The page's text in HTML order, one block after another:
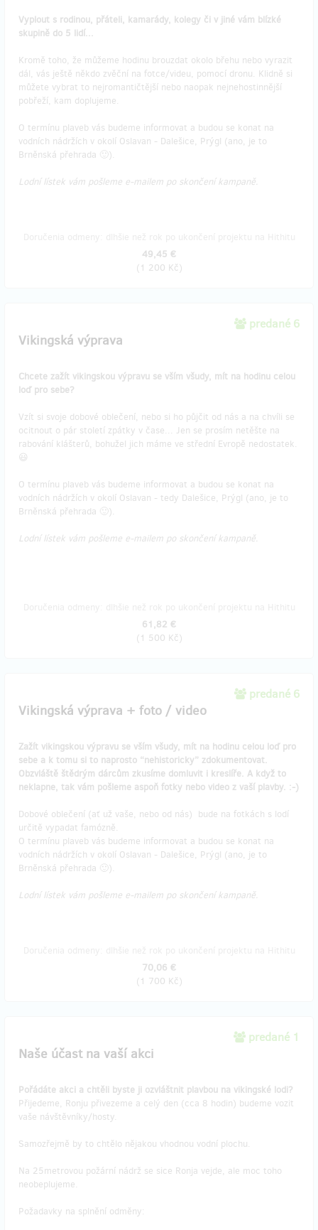
Vyplout s rodinou, přáteli, kamarády, kolegy či v jiné vám blízké
skupině do 5 lidí...
Kromě toho, že můžeme hodinu brouzdat okolo břehu nebo vyrazit
dál, vás ještě někdo zvěční na fotce/videu, pomocí dronu. Klidně si
můžete vybrat to nejromantičtější nebo naopak nejnehostinnější
pobřeží, kam doplujeme.
O termínu plaveb vás budeme informovat a budou se konat na
vodních nádržích v okolí Oslavan - Dalešice, Prýgl (ano, je to
Brněnská přehrada 🙂).
Lodní lístek vám pošleme e-mailem po skončení kampaně.
49,45 €
(1 200 Kč)
predané 6
Vikingská výprava
Chcete zažít vikingskou výpravu se vším všudy, mít na hodinu celou
loď pro sebe?
Vzít si svoje dobové oblečení, nebo si ho půjčit od nás a na chvíli se
ocitnout o pár století zpátky v čase... Jen se prosím netěšte na
rabování klášterů, bohužel jich máme ve střední Evropě nedostatek.
😃
O termínu plaveb vás budeme informovat a budou se konat na
vodních nádržích v okolí Oslavan - tedy Dalešice, Prýgl (ano, je to
Brněnská přehrada 🙂).
Lodní lístek vám pošleme e-mailem po skončení kampaně.
61,82 €
(1 500 Kč)
predané 6
Vikingská výprava + foto / video
Zažít vikingskou výpravu se vším všudy, mít na hodinu celou loď pro
sebe a k tomu si to naprosto “nehistoricky” zdokumentovat.
Obzvláště štědrým dárcům zkusíme domluvit i kreslíře. A když to
neklapne, tak vám pošleme aspoň fotky nebo video z vaší plavby. :-)
Dobové oblečení (ať už vaše, nebo od nás) bude na fotkách s lodí
určitě vypadat famózně.
O termínu plaveb vás budeme informovat a budou se konat na
vodních nádržích v okolí Oslavan - Dalešice, Prýgl (ano, je to
Brněnská přehrada 🙂).
Lodní lístek vám pošleme e-mailem po skončení kampaně.
70,06 €
(1 700 Kč)
predané 1
Naše účast na vaší akci
Pořádáte akci a chtěli byste ji ozvláštnit plavbou na vikingské lodi?
Přijedeme, Ronju přivezeme a celý den (cca 8 hodin) budeme vozit
vaše návštěvníky/hosty.
Samozřejmě by to chtělo nějakou vhodnou vodní plochu.
Na 25metrovou požární nádrž se sice Ronja vejde, ale moc toho
neobeplujeme.
Požadavky na splnění odměny: